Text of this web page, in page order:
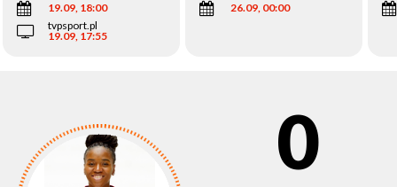
19.09, 18:00
tvpsport.pl
19.09, 17:55
26.09, 00:00
0